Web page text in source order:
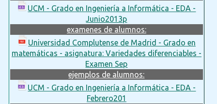
UCM - Grado en Ingeniería a Informática - EDA -
Junio2013p
examenes de alumnos:
Universidad Complutense de Madrid - Grado en
matemáticas - asignatura: Variedades diferenciables -
Examen Sep
ejemplos de alumnos:
UCM - Grado en Ingeniería a Informática - EDA -
Febrero201